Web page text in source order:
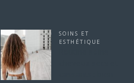
SOINS ET
ESTHÉTIQUE